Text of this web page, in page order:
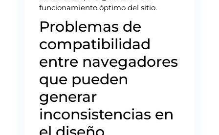
funcionamiento óptimo del sitio.
Problemas de
compatibilidad
entre navegadores
que pueden
generar
inconsistencias en